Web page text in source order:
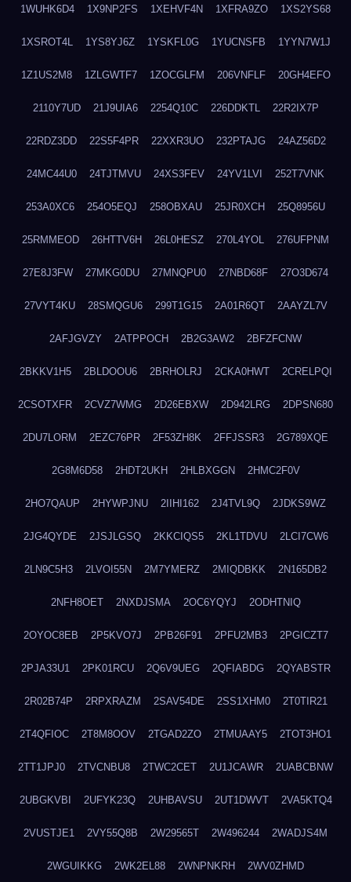
1WUHK6D4 1X9NP2FS 1XEHVF4N 1XFRA9ZO 1XS2YS68
1XSROT4L 1YS8YJ6Z 1YSKFL0G 1YUCNSFB 1YYN7W1J
1Z1US2M8 1ZLGWTF7 1ZOCGLFM 206VNFLF 20GH4EFO
2110Y7UD 21J9UIA6 2254Q10C 226DDKTL 22R2IX7P
22RDZ3DD 22S5F4PR 22XXR3UO 232PTAJG 24AZ56D2
24MC44U0 24TJTMVU 24XS3FEV 24YV1LVI 252T7VNK
253A0XC6 254O5EQJ 258OBXAU 25JR0XCH 25Q8956U
25RMMEOD 26HTTV6H 26L0HESZ 270L4YOL 276UFPNM
27E8J3FW 27MKG0DU 27MNQPU0 27NBD68F 27O3D674
27VYT4KU 28SMQGU6 299T1G15 2A01R6QT 2AAYZL7V
2AFJGVZY 2ATPPOCH 2B2G3AW2 2BFZFCNW
2BKKV1H5 2BLDOOU6 2BRHOLRJ 2CKA0HWT 2CRELPQI
2CSOTXFR 2CVZ7WMG 2D26EBXW 2D942LRG 2DPSN680
2DU7LORM 2EZC76PR 2F53ZH8K 2FFJSSR3 2G789XQE
2G8M6D58 2HDT2UKH 2HLBXGGN 2HMC2F0V
2HO7QAUP 2HYWPJNU 2IIHI162 2J4TVL9Q 2JDKS9WZ
2JG4QYDE 2JSJLGSQ 2KKCIQS5 2KL1TDVU 2LCI7CW6
2LN9C5H3 2LVOI55N 2M7YMERZ 2MIQDBKK 2N165DB2
2NFH8OET 2NXDJSMA 2OC6YQYJ 2ODHTNIQ
2OYOC8EB 2P5KVO7J 2PB26F91 2PFU2MB3 2PGICZT7
2PJA33U1 2PK01RCU 2Q6V9UEG 2QFIABDG 2QYABSTR
2R02B74P 2RPXRAZM 2SAV54DE 2SS1XHM0 2T0TIR21
2T4QFIOC 2T8M8OOV 2TGAD2ZO 2TMUAAY5 2TOT3HO1
2TT1JPJ0 2TVCNBU8 2TWC2CET 2U1JCAWR 2UABCBNW
2UBGKVBI 2UFYK23Q 2UHBAVSU 2UT1DWVT 2VA5KTQ4
2VUSTJE1 2VY55Q8B 2W29565T 2W496244 2WADJS4M
2WGUIKKG 2WK2EL88 2WNPNKRH 2WV0ZHMD